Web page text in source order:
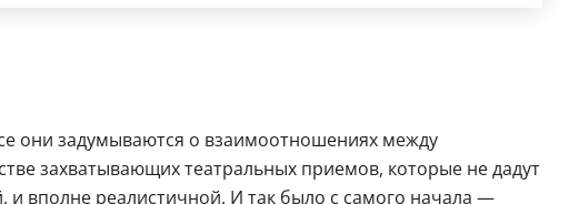
они задумываются о взаимоотношениях между
захватывающих театральных приемов, которые не дадут
вполне реалистичной. И так было с самого начала —